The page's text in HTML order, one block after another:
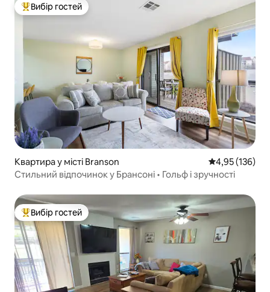
Топ вибір гостей
Вибір гостей
Квартира у місті Branson Середня
4,95 (136)
Стильний відпочинок у Брансоні • Гольф і зручності
Топ вибір гостей
Вибір гостей